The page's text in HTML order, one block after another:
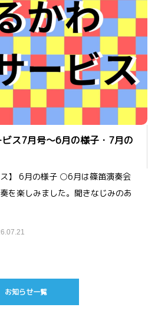
ビス7月号～6月の様子・7月の
ス】 6月の様子 ○6月は篠笛演奏会
を楽しみました。聞きなじみのあ
お知らせ一覧